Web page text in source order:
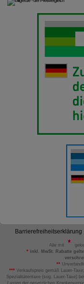
Barrierefreiheitserklärung
Alle mit
*inkl. MwSt. Rabatte
**
*** Verkaufspreis gemäß Lauer-
Spezialitätentaxe (sog. Lauer-Taxe)
Lasten der gesetzlichen